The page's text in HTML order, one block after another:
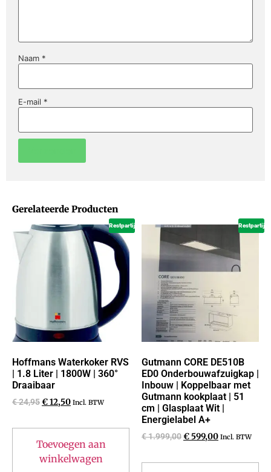
Naam *
E-mail *
Gerelateerde Producten
Restpartij
Hoffmans Waterkoker RVS
| 1.8 Liter | 1800W | 360°
Draaibaar
€24,95€12,50 Incl. BTW
Toevoegen aan
winkelwagen
Restpartij
Gutmann CORE DE510B
ED0 Onderbouwafzuigkap |
Inbouw | Koppelbaar met
Gutmann kookplaat | 51
cm | Glasplaat Wit |
Energielabel A+
€1.999,00€599,00 Incl. BTW